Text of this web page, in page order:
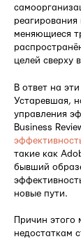
меняющиеся
целей сверху
В ответ на
Устаревшая,
управления
Business
такие как
бывший
новые пути.
Причин этого
недостаткам